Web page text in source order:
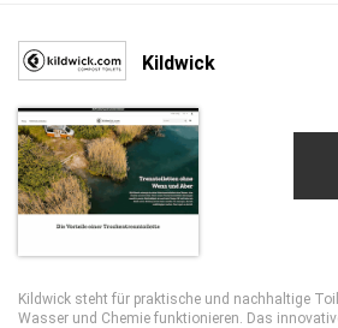
Kildwick
Kildwick steht für praktische und nachhaltige
Wasser und Chemie funktionieren. Das